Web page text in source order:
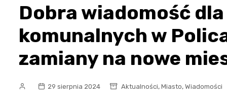
Dobra wiadomość
komunalnych w
zamiany na nowe
29 sierpnia 2024 Aktualności, Miasto, Wiadomości